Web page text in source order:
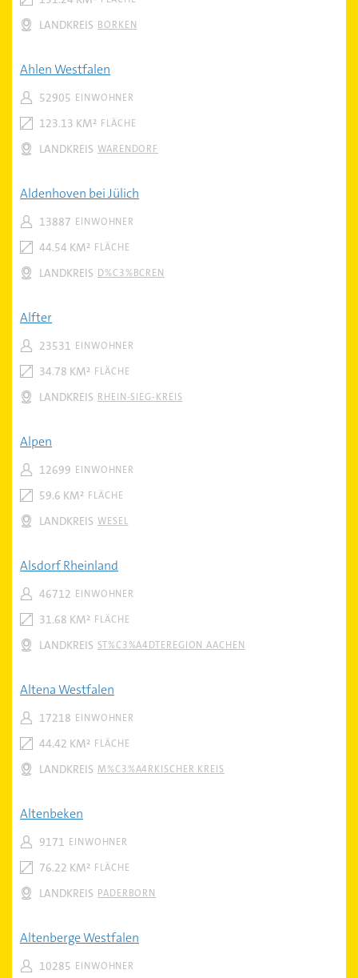
BORKEN
LANDKREIS
Ahlen Westfalen
EINWOHNER
52905
FLÄCHE
123.13 KM²
WARENDORF
LANDKREIS
Aldenhoven bei Jülich
EINWOHNER
13887
FLÄCHE
44.54 KM²
D%C3%BCREN
LANDKREIS
Alfter
EINWOHNER
23531
FLÄCHE
34.78 KM²
RHEIN-SIEG-KREIS
LANDKREIS
Alpen
EINWOHNER
12699
FLÄCHE
59.6 KM²
WESEL
LANDKREIS
Alsdorf Rheinland
EINWOHNER
46712
FLÄCHE
31.68 KM²
ST%C3%A4DTEREGION AACHEN
LANDKREIS
Altena Westfalen
EINWOHNER
17218
FLÄCHE
44.42 KM²
M%C3%A4RKISCHER KREIS
LANDKREIS
Altenbeken
EINWOHNER
9171
FLÄCHE
76.22 KM²
PADERBORN
LANDKREIS
Altenberge Westfalen
EINWOHNER
10285